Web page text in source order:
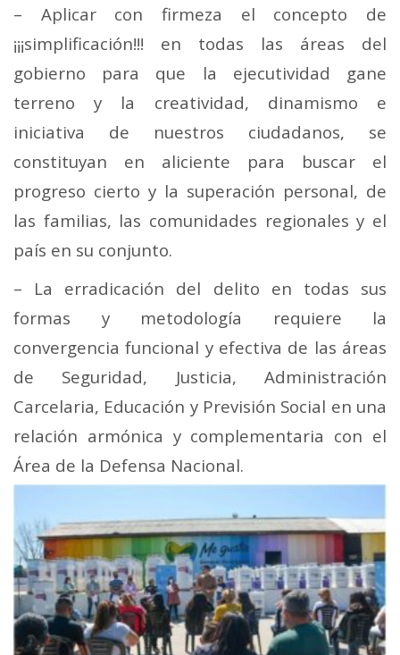
– Aplicar con firmeza el concepto de
¡¡¡simplificación!!! en todas las áreas del
gobierno para que la ejecutividad gane
terreno y la creatividad, dinamismo e
iniciativa de nuestros ciudadanos, se
constituyan en aliciente para buscar el
progreso cierto y la superación personal, de
las familias, las comunidades regionales y el
país en su conjunto.
– La erradicación del delito en todas sus
formas y metodología requiere la
convergencia funcional y efectiva de las áreas
de Seguridad, Justicia, Administración
Carcelaria, Educación y Previsión Social en una
relación armónica y complementaria con el
Área de la Defensa Nacional.